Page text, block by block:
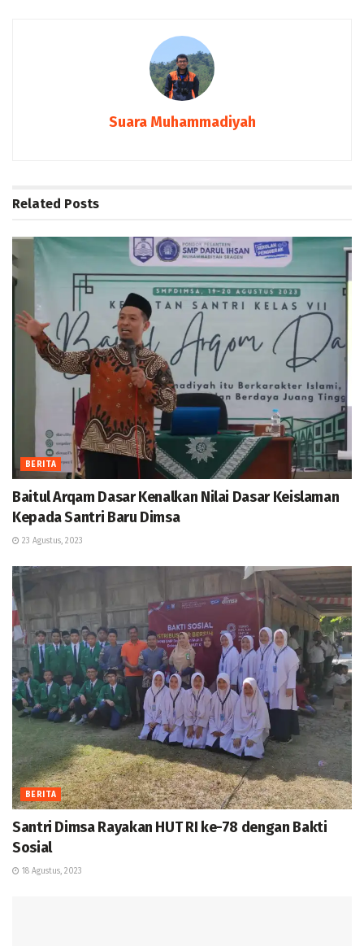
Suara Muhammadiyah
Related Posts
BERITA
Baitul Arqam Dasar Kenalkan Nilai Dasar Keislaman
Kepada Santri Baru Dimsa
23 Agustus, 2023
BERITA
Santri Dimsa Rayakan HUT RI ke-78 dengan Bakti
Sosial
18 Agustus, 2023